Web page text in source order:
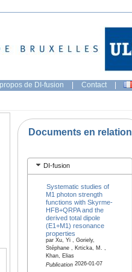
de DI-fusion | Contact |
Documents en relation
DI-fusion
Systematic studies of
M1 photon strength
functions with Skyrme-
HFB+QRPA and the
derived total dipole
(E1+M1) resonance
properties
par Xu, Yi , Goriely,
Stéphane , Krticka, M. ,
Khan, Elias
Publication2026-01-07